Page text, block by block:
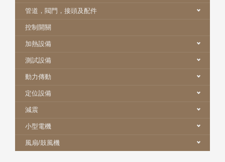
管道，閥門，接頭及配件
控制開關
加熱設備
測試設備
動力傳動
定位設備
減震
小型電機
風扇/鼓風機